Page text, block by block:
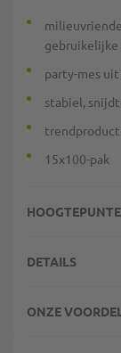
gebruikelijke
party-mes
stabiel,
15x100-pak
DETAILS
ONZE